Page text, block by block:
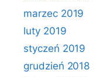
marzec 2019
luty 2019
styczeń 2019
grudzień 2018